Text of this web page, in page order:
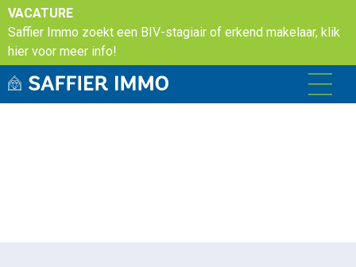
VACATURE
Saffier Immo zoekt een BIV-stagiair of erkend makelaar, klik
hier voor meer info!